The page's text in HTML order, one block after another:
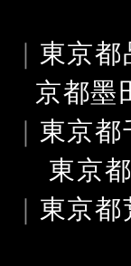
｜ 東京都
京都墨
｜ 東京都
東京
｜ 東京都